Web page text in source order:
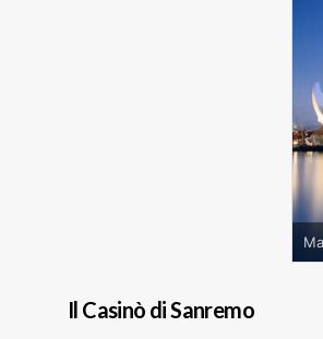
Il Casinò di Sanremo